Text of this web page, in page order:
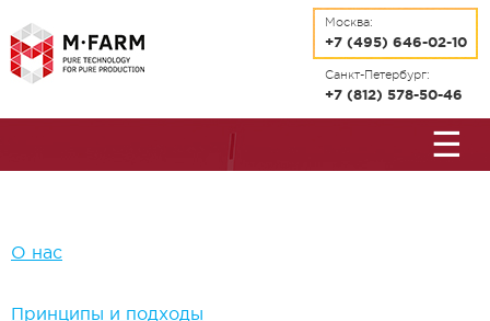
Москва:
+7 (495) 646-02-10
Санкт-Петербург:
+7 (812) 578-50-46
☰
О нас
Принципы и подходы